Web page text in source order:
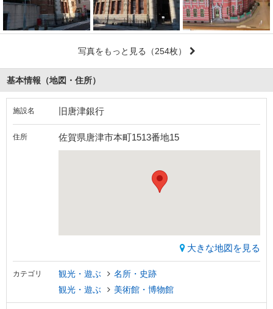
写真をもっと見る （254枚）
基本情報（地図・住所）
施設名 旧唐津銀行
住所 佐賀県唐津市本町1513番地15
大きな地図を見る
カテゴリ 観光・遊ぶ
名所・史跡
観光・遊ぶ
美術館・博物館